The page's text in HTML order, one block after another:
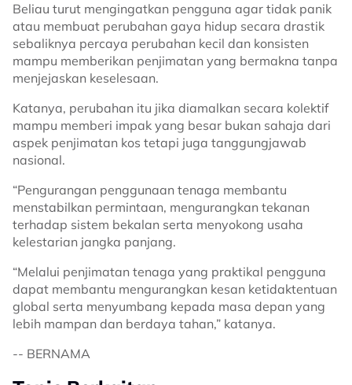
Beliau turut mengingatkan pengguna agar tidak panik
atau membuat perubahan gaya hidup secara drastik
sebaliknya percaya perubahan kecil dan konsisten
mampu memberikan penjimatan yang bermakna tanpa
menjejaskan keselesaan.
Katanya, perubahan itu jika diamalkan secara kolektif
mampu memberi impak yang besar bukan sahaja dari
aspek penjimatan kos tetapi juga tanggungjawab
nasional.
“Pengurangan penggunaan tenaga membantu
menstabilkan permintaan, mengurangkan tekanan
terhadap sistem bekalan serta menyokong usaha
kelestarian jangka panjang.
“Melalui penjimatan tenaga yang praktikal pengguna
dapat membantu mengurangkan kesan ketidaktentuan
global serta menyumbang kepada masa depan yang
lebih mampan dan berdaya tahan,” katanya.
-- BERNAMA